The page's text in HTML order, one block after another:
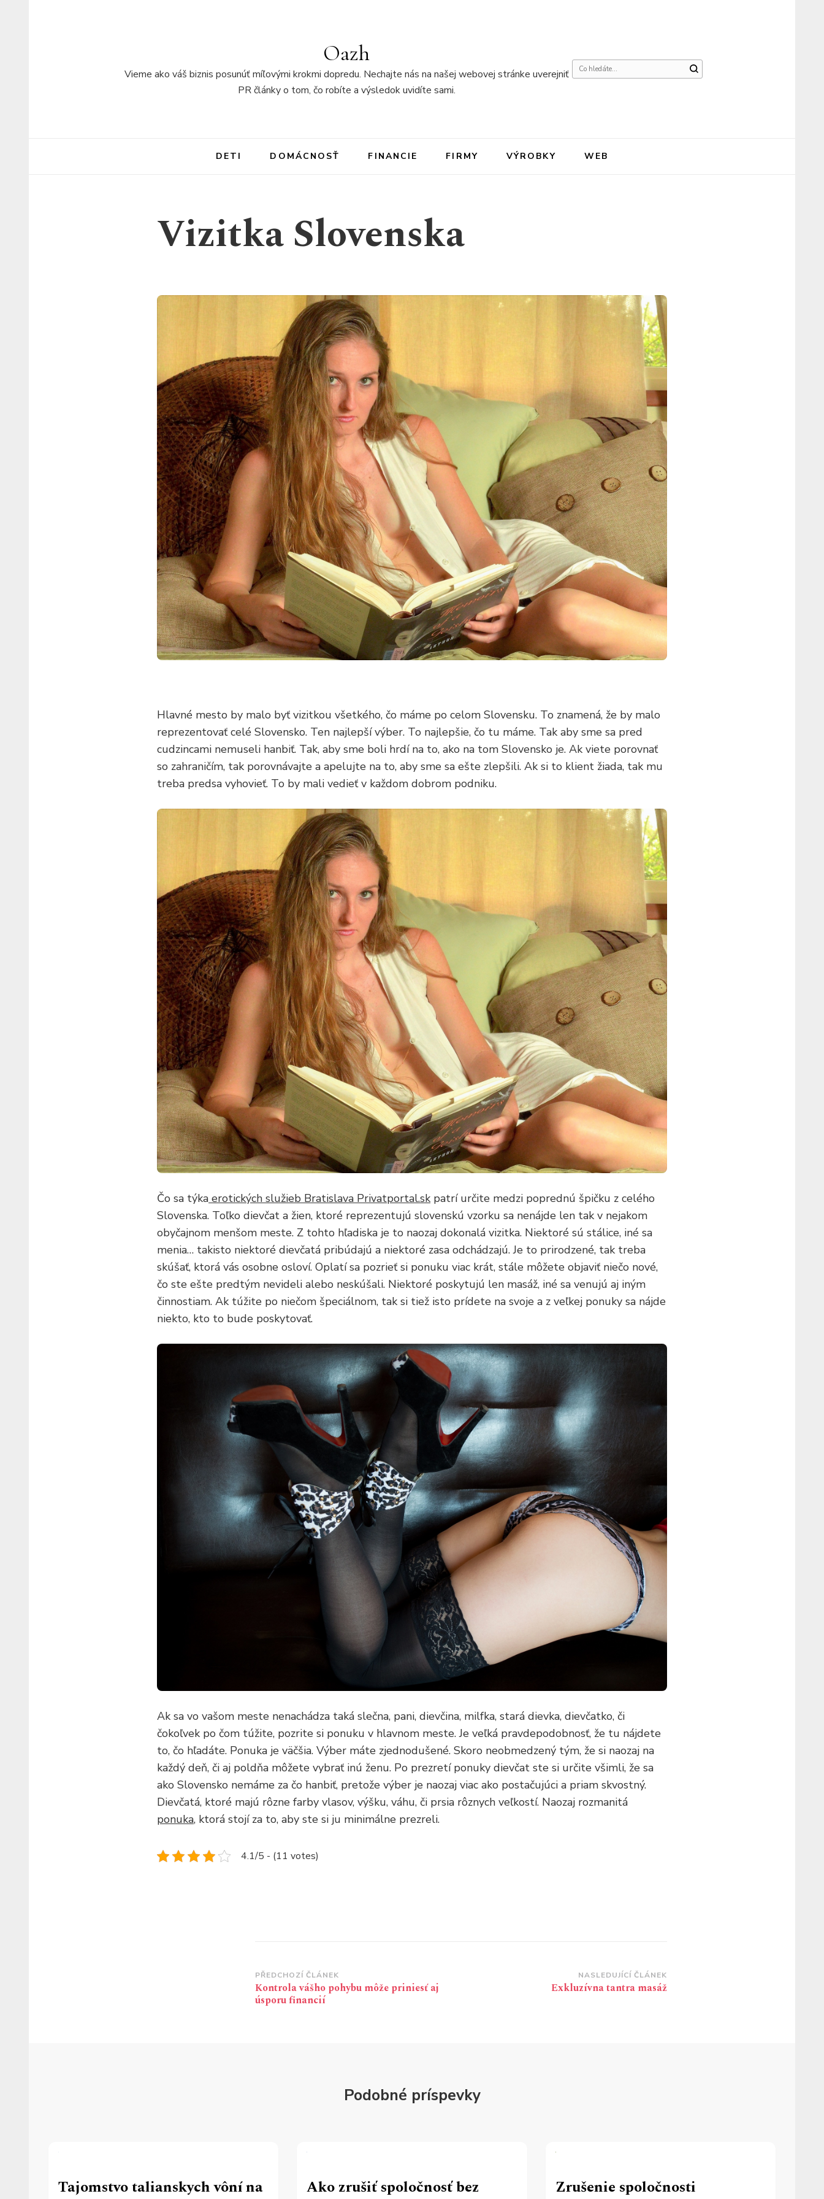
Oazh
Vieme ako váš biznis posunúť míľovými krokmi dopredu. Nechajte nás na našej webovej stránke uverejniť
PR články o tom, čo robíte a výsledok uvidíte sami.
Hledáte
DETI DOMÁCNOSŤ FINANCIE FIRMY VÝROBKY WEB
Vizitka Slovenska
Hlavné mesto by malo byť vizitkou všetkého, čo máme po celom Slovensku. To znamená, že by malo
reprezentovať celé Slovensko. Ten najlepší výber. To najlepšie, čo tu máme. Tak aby sme sa pred
cudzincami nemuseli hanbiť. Tak, aby sme boli hrdí na to, ako na tom Slovensko je. Ak viete porovnať
so zahraničím, tak porovnávajte a apelujte na to, aby sme sa ešte zlepšili. Ak si to klient žiada, tak mu
treba predsa vyhovieť. To by mali vedieť v každom dobrom podniku.
Čo sa týka erotických služieb Bratislava Privatportal.sk patrí určite medzi poprednú špičku z celého
Slovenska. Toľko dievčat a žien, ktoré reprezentujú slovenskú vzorku sa nenájde len tak v nejakom
obyčajnom menšom meste. Z tohto hľadiska je to naozaj dokonalá vizitka. Niektoré sú stálice, iné sa
menia… takisto niektoré dievčatá pribúdajú a niektoré zasa odchádzajú. Je to prirodzené, tak treba
skúšať, ktorá vás osobne osloví. Oplatí sa pozrieť si ponuku viac krát, stále môžete objaviť niečo nové,
čo ste ešte predtým nevideli alebo neskúšali. Niektoré poskytujú len masáž, iné sa venujú aj iným
činnostiam. Ak túžite po niečom špeciálnom, tak si tiež isto prídete na svoje a z veľkej ponuky sa nájde
niekto, kto to bude poskytovať.
Ak sa vo vašom meste nenachádza taká slečna, pani, dievčina, milfka, stará dievka, dievčatko, či
čokoľvek po čom túžite, pozrite si ponuku v hlavnom meste. Je veľká pravdepodobnosť, že tu nájdete
to, čo hľadáte. Ponuka je väčšia. Výber máte zjednodušené. Skoro neobmedzený tým, že si naozaj na
každý deň, či aj poldňa môžete vybrať inú ženu. Po prezretí ponuky dievčat ste si určite všimli, že sa
ako Slovensko nemáme za čo hanbiť, pretože výber je naozaj viac ako postačujúci a priam skvostný.
Dievčatá, ktoré majú rôzne farby vlasov, výšku, váhu, či prsia rôznych veľkostí. Naozaj rozmanitá
ponuka, ktorá stojí za to, aby ste si ju minimálne prezreli.
4.1/5 - (11 votes)
Navigace
příspěvku
PŘEDCHOZÍ ČLÁNEK
Kontrola vášho pohybu môže priniesť aj
úsporu financií
NASLEDUJÍCÍ ČLÁNEK
Exkluzívna tantra masáž
Podobné príspevky
Tajomstvo talianskych vôní na
Ako zrušiť spoločnosť bez
Zrušenie spoločnosti